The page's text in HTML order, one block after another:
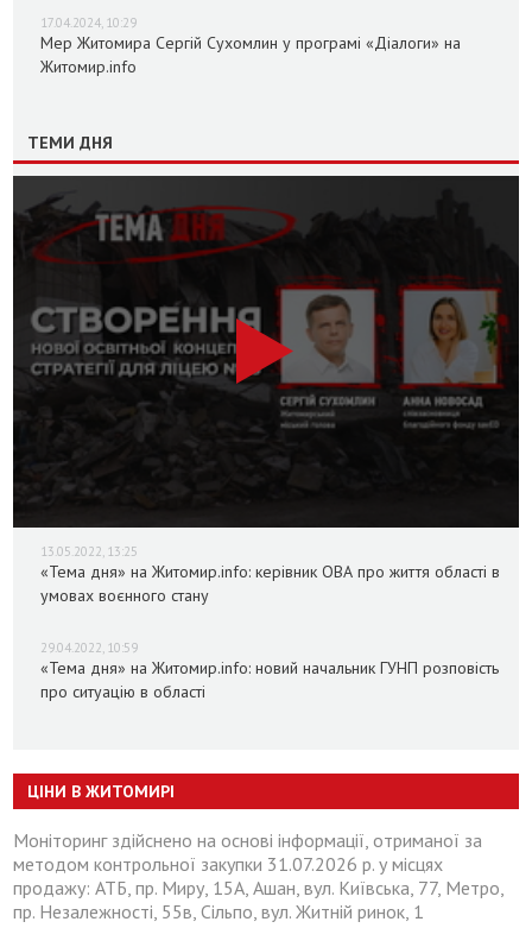
17.04.2024, 10:29
Мер Житомира Сергій Сухомлин у програмі «Діалоги» на
Житомир.info
ТЕМИ ДНЯ
13.05.2022, 13:25
«Тема дня» на Житомир.info: керівник ОВА про життя області в
умовах воєнного стану
29.04.2022, 10:59
«Тема дня» на Житомир.info: новий начальник ГУНП розповість
про ситуацію в області
ЦІНИ В ЖИТОМИРІ
Моніторинг здійснено на основі інформації, отриманої за
методом контрольної закупки 31.07.2026 р. у місцях
продажу: АТБ, пр. Миру, 15А, Ашан, вул. Київська, 77, Метро,
пр. Незалежності, 55в, Сільпо, вул. Житній ринок, 1